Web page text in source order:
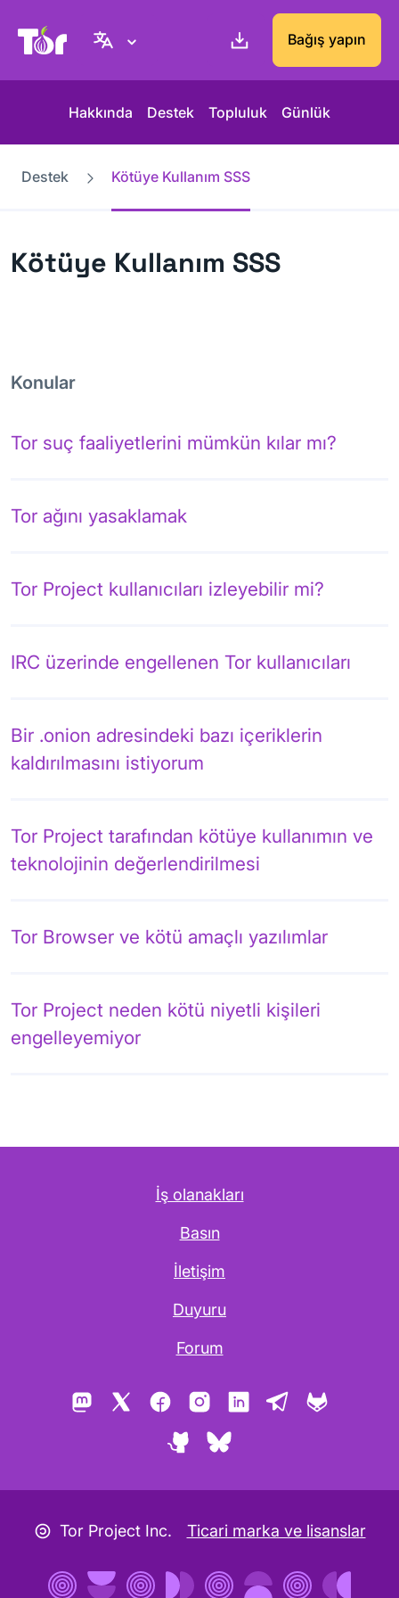
Tor Project sitesi Bağış yapın
Hakkında Destek Topluluk Günlük
Destek Kötüye Kullanım SSS
Kötüye Kullanım SSS
Konular
Tor suç faaliyetlerini mümkün kılar mı?
Tor ağını yasaklamak
Tor Project kullanıcıları izleyebilir mi?
IRC üzerinde engellenen Tor kullanıcıları
Bir .onion adresindeki bazı içeriklerin
kaldırılmasını istiyorum
Tor Project tarafından kötüye kullanımın ve
teknolojinin değerlendirilmesi
Tor Browser ve kötü amaçlı yazılımlar
Tor Project neden kötü niyetli kişileri
engelleyemiyor
İş olanakları
Basın
İletişim
Duyuru
Forum
Mastodon FacebookInstagramLinkedInTelegram
GitHubBluesky
Copyleft simgesi
Tor Project Inc. Ticari marka ve lisanslar